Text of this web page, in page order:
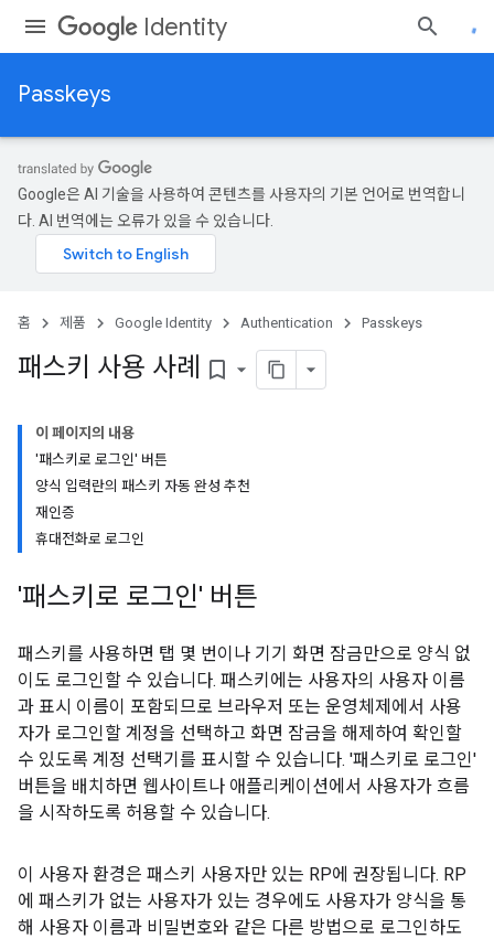
Identity
Passkeys
Google은 AI 기술을 사용하여 콘텐츠를 사용자의 기본 언어로 번역합니
다. AI 번역에는 오류가 있을 수 있습니다.
홈 제품 Google Identity Authentication Passkeys
패스키 사용 사례 bookmark_border
이 페이지의 내용
'패스키로 로그인' 버튼
양식 입력란의 패스키 자동 완성 추천
재인증
휴대전화로 로그인
'패스키로 로그인' 버튼
패스키를 사용하면 탭 몇 번이나 기기 화면 잠금만으로 양식 없
이도 로그인할 수 있습니다. 패스키에는 사용자의 사용자 이름
과 표시 이름이 포함되므로 브라우저 또는 운영체제에서 사용
자가 로그인할 계정을 선택하고 화면 잠금을 해제하여 확인할
수 있도록 계정 선택기를 표시할 수 있습니다. '패스키로 로그인'
버튼을 배치하면 웹사이트나 애플리케이션에서 사용자가 흐름
을 시작하도록 허용할 수 있습니다.
이 사용자 환경은 패스키 사용자만 있는 RP에 권장됩니다. RP
에 패스키가 없는 사용자가 있는 경우에도 사용자가 양식을 통
해 사용자 이름과 비밀번호와 같은 다른 방법으로 로그인하도